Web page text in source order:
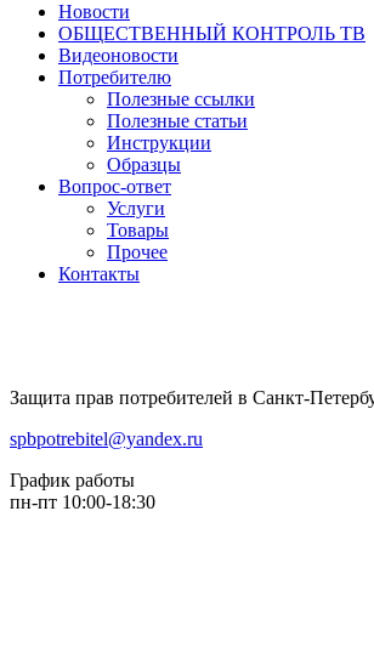
Новости
ОБЩЕСТВЕННЫЙ КОНТРОЛЬ ТВ
Видеоновости
Потребителю
Полезные ссылки
Полезные статьи
Инструкции
Образцы
Вопрос-ответ
Услуги
Товары
Прочее
Контакты
Защита прав потребителей в Санкт-
spbpotrebitel@yandex.ru
График работы
пн-пт 10:00-18:30